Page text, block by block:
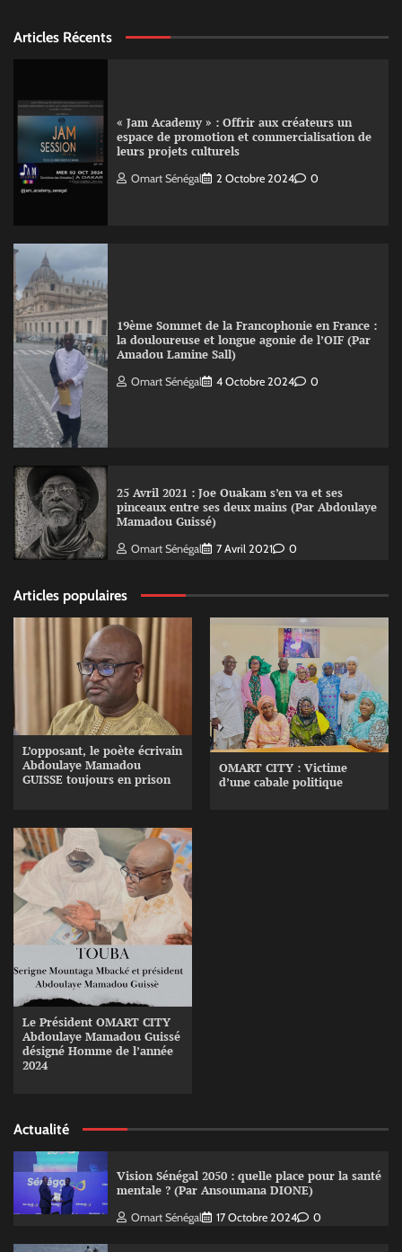
Articles Récents
« Jam Academy » : Offrir aux créateurs un
espace de promotion et commercialisation de
leurs projets culturels
Omart Sénégal 2 Octobre 2024 0
19ème Sommet de la Francophonie en France :
la douloureuse et longue agonie de l’OIF (Par
Amadou Lamine Sall)
Omart Sénégal 4 Octobre 2024 0
25 Avril 2021 : Joe Ouakam s’en va et ses
pinceaux entre ses deux mains (Par Abdoulaye
Mamadou Guissé)
Omart Sénégal 7 Avril 2021 0
Articles populaires
L’opposant, le poète écrivain
Abdoulaye Mamadou
GUISSE toujours en prison
OMART CITY : Victime
d’une cabale politique
Le Président OMART CITY
Abdoulaye Mamadou Guissé
désigné Homme de l’année
2024
Actualité
Vision Sénégal 2050 : quelle place pour la santé
mentale ? (Par Ansoumana DIONE)
Omart Sénégal 17 Octobre 2024 0